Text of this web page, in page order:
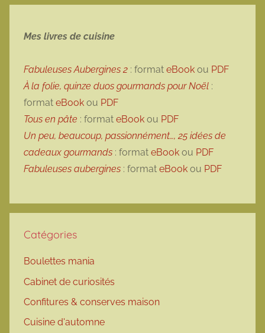
Mes livres de cuisine
Fabuleuses Aubergines 2 : format eBook ou PDF
À la folie, quinze duos gourmands pour Noël :
format eBook ou PDF
Tous en pâte : format eBook ou PDF
Un peu, beaucoup, passionnément…, 25 idées de
cadeaux gourmands : format eBook ou PDF
Fabuleuses aubergines : format eBook ou PDF
Catégories
Boulettes mania
Cabinet de curiosités
Confitures & conserves maison
Cuisine d'automne